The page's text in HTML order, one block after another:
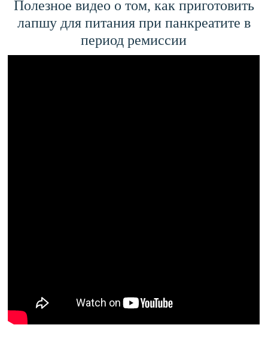
Полезное видео о том, как приготовить
лапшу для питания при панкреатите в
период ремиссии